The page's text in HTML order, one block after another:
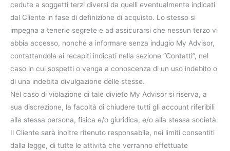
cedute a soggetti terzi diversi da quelli eventualmente indicati
dal Cliente in fase di definizione di acquisto. Lo stesso si
impegna a tenerle segrete e ad assicurarsi che nessun terzo vi
abbia accesso, nonché a informare senza indugio My Advisor,
contattandola ai recapiti indicati nella sezione “Contatti”, nel
caso in cui sospetti o venga a conoscenza di un uso indebito o
di una indebita divulgazione delle stesse.
Nel caso di violazione di tale divieto My Advisor si riserva, a
sua discrezione, la facoltà di chiudere tutti gli account riferibili
alla stessa persona, fisica e/o giuridica, e/o alla stessa società.
Il Cliente sarà inoltre ritenuto responsabile, nei limiti consentiti
dalla legge, di tutte le attività che verranno effettuate